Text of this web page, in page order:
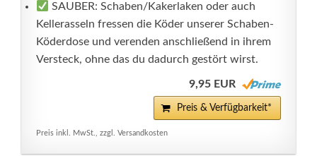
SAUBER: Schaben/Kakerlaken oder auch
Kellerasseln fressen die Köder unserer Schaben-
Köderdose und verenden anschließend in ihrem
Versteck, ohne das du dadurch gestört wirst.
9,95 EUR
Preis & Verfügbarkeit*
Preis inkl. MwSt., zzgl. Versandkosten